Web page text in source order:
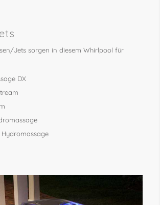
Jets sorgen in diesem Whirlpool für
DX